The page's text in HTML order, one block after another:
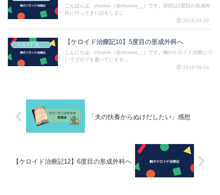
こんばんは、churion（@churion__）です。前回は2度目の形成外
科に行ってきた話をしまし...
2019.04.26
【ケロイド治療記10】5度目の形成外科へ
こんにちは。churion（@churion__）です。胸のケロイド治療につ
いてブログを書いています...
2019.09.04
「夫の扶養からぬけだしたい」感想
【ケロイド治療記12】6度目の形成外科へ